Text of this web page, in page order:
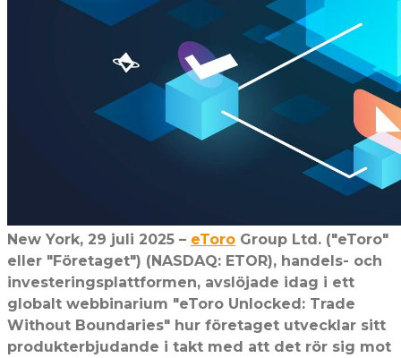
New York, 29 juli 2025 – eToro Group Ltd. ("eToro"
eller "Företaget") (NASDAQ: ETOR), handels- och
investeringsplattformen, avslöjade idag i ett
globalt webbinarium "eToro Unlocked: Trade
Without Boundaries" hur företaget utvecklar sitt
produkterbjudande i takt med att det rör sig mot